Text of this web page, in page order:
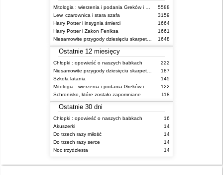
5588
Lew, czarownica i stara szafa
3159
Harry Potter i insygnia śmierci
1664
Harry Potter i Zakon Feniksa
1661
1648
Ostatnie 12 miesięcy
Chłopki : opowieść o naszych babkach
222
187
Szkoła latania
145
122
Schronisko, które zostało zapomniane
118
Ostatnie 30 dni
Chłopki : opowieść o naszych babkach
16
Akuszerki
14
Do trzech razy miłość
14
Do trzech razy serce
14
Noc trzydziesta
14